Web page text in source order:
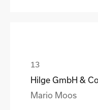
Hilge GmbH &
Mario Moos